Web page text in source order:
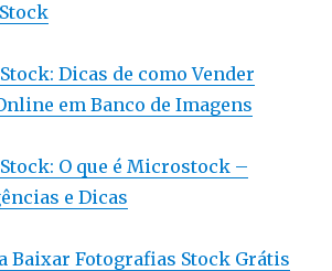
Dicas de como Vender
em Banco de Imagens
O que é Microstock –
e Dicas
Baixar Fotografias Stock Grátis